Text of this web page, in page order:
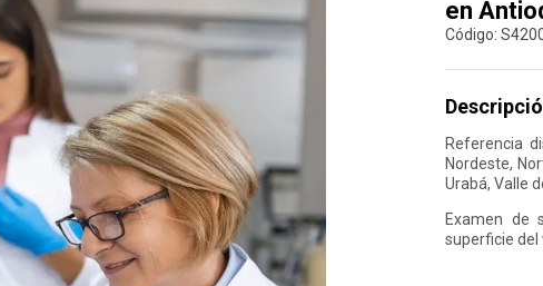
en
:
Referencia
Nordeste,
Urabá, Valle
Examen de
superficie del
7.
refrigerio
.
talleres creativos
10. retiro laboral